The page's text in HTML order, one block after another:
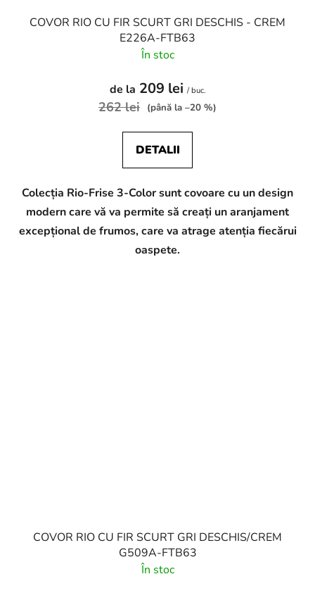
COVOR RIO CU FIR SCURT GRI DESCHIS - CREM
E226A-FTB63
În stoc
de la 209 lei / buc.
262 lei (până la –20 %)
DETALII
Colecția Rio-Frise 3-Color sunt covoare cu un design
modern care vă va permite să creați un aranjament
excepțional de frumos, care va atrage atenția fiecărui
oaspete.
COVOR RIO CU FIR SCURT GRI DESCHIS/CREM
G509A-FTB63
În stoc